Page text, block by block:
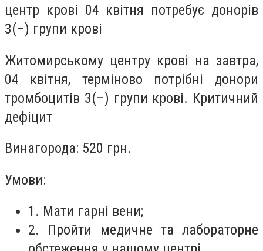
центр крові 04 квітня потребує донорів
3(–) групи крові
Житомирському центру крові на завтра,
04 квітня, терміново потрібні донори
тромбоцитів 3(–) групи крові. Критичний
дефіцит
Винагорода: 520 грн.
Умови:
1. Мати гарні вени;
2. Пройти медичне та лабораторне